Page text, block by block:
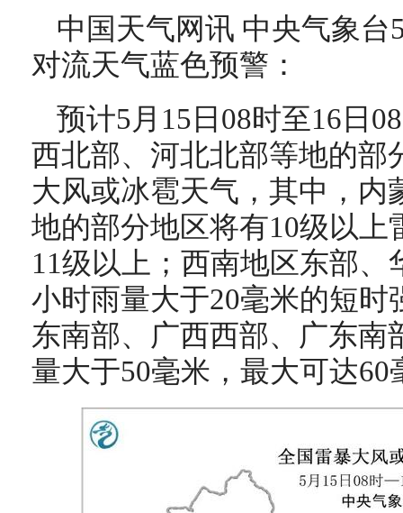
中国天气网讯 中央气象台
对流天气蓝色预警：
预计5月15日08时至16日
西北部、河北北部等地的部
大风或冰雹天气，其中，内
地的部分地区将有10级以
11级以上；西南地区东部
小时雨量大于20毫米的短
东南部、广西西部、广东南
量大于50毫米，最大可达60